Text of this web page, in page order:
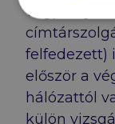
felfedezett)
először a
hálózattól
külön